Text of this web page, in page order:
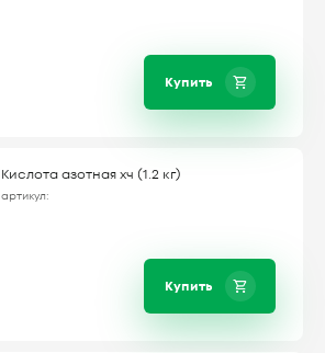
Купить
Кислота азотная хч (1.2 кг)
артикул:
Купить